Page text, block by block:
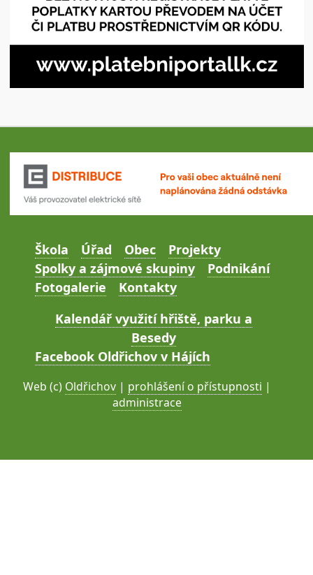
Škola Úřad Obec
Projekty
Spolky a zájmové skupiny
Podnikání
Fotogalerie
Kontakty
Kalendář využití hřiště, parku a
Besedy
Facebook Oldřichov v Hájích
Web (c) Oldřichov | prohlášení o přístupnosti |
administrace